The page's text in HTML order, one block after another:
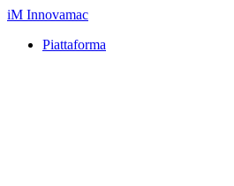
iM Innovamac
Piattaforma